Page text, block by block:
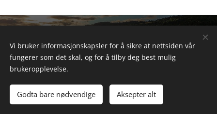
Legg til i handlekurven
Informasjonskapsler
Vi bruker informasjonskapsler for å sikre at nettsiden vår
fungerer som det skal, og for å tilby deg best mulig
brukeropplevelse.
Godta bare nødvendige Aksepter alt